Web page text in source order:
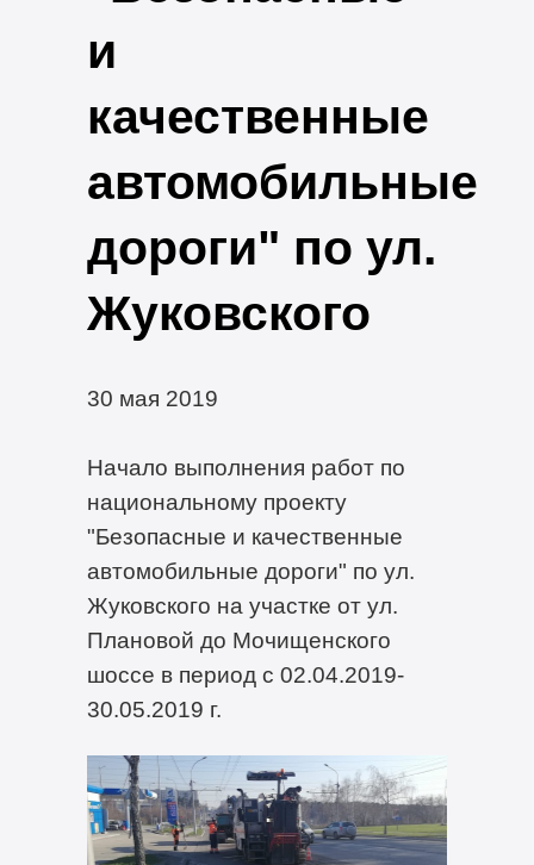
и
качественные
автомобильные
дороги" по ул.
Жуковского
30 мая 2019
Начало выполнения работ по
национальному проекту
"Безопасные и качественные
автомобильные дороги" по ул.
Жуковского на участке от ул.
Плановой до Мочищенского
шоссе в период с 02.04.2019-
30.05.2019 г.